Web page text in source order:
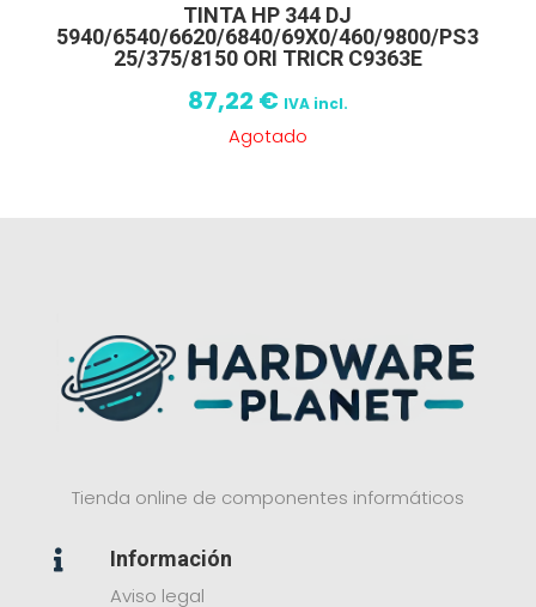
TINTA HP 344 DJ
5940/6540/6620/6840/69X0/460/9800/PS3
25/375/8150 ORI TRICR C9363E
87,22 € IVA incl.
Agotado
Tienda online de componentes informáticos

Información
Aviso legal